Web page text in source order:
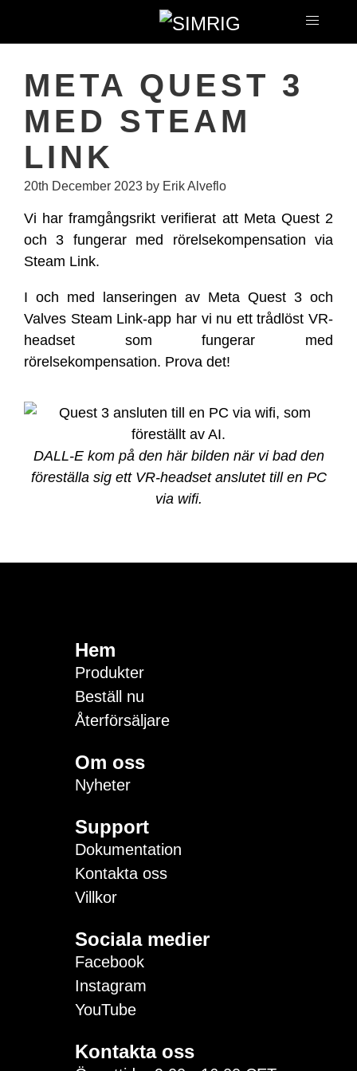
META QUEST 3
MED STEAM
LINK
20th December 2023 by Erik Alveflo
Vi har framgångsrikt verifierat att Meta Quest 2
och 3 fungerar med rörelsekompensation via
Steam Link.
I och med lanseringen av Meta Quest 3 och
Valves Steam Link-app har vi nu ett trådlöst VR-
headset som fungerar med
rörelsekompensation. Prova det!
DALL-E kom på den här bilden när vi bad den
föreställa sig ett VR-headset anslutet till en PC
via wifi.
Hem
Produkter
Beställ nu
Återförsäljare
Om oss
Nyheter
Support
Dokumentation
Kontakta oss
Villkor
Sociala medier
Facebook
Instagram
YouTube
Kontakta oss